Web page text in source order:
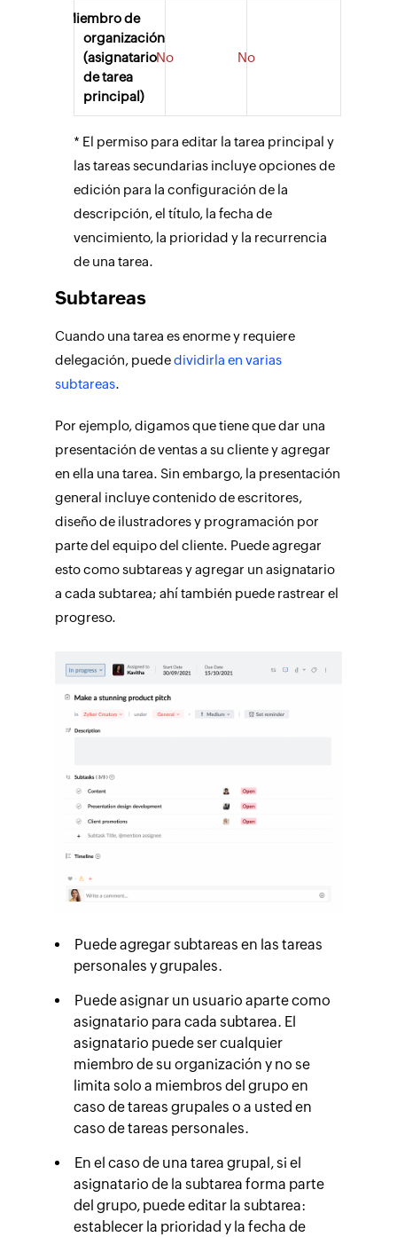
Miembro de
organización
(asignatario
de tarea
principal)
No No
* El permiso para editar la tarea principal y
las tareas secundarias incluye opciones de
edición para la configuración de la
descripción, el título, la fecha de
vencimiento, la prioridad y la recurrencia
de una tarea.
Subtareas
Cuando una tarea es enorme y requiere
delegación, puededividirla en varias
subtareas.
Por ejemplo, digamos que tiene que dar una
presentación de ventas a su cliente y agregar
en ella una tarea. Sin embargo, la presentación
general incluye contenido de escritores,
diseño de ilustradores y programación por
parte del equipo del cliente. Puede agregar
esto como subtareas y agregar un asignatario
a cada subtarea; ahí también puede rastrear el
progreso.
Puede agregar subtareas en las tareas
personales y grupales.
Puede asignar un usuario aparte como
asignatario para cada subtarea. El
asignatario puede ser cualquier
miembro de su organización y no se
limita solo a miembros del grupo en
caso de tareas grupales o a usted en
caso de tareas personales.
En el caso de una tarea grupal, si el
asignatario de la subtarea forma parte
del grupo, puede editar la subtarea:
establecer la prioridad y la fecha de